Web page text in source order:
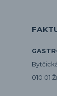
010 01